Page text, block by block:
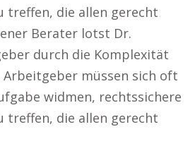
treffen, die allen gerecht
Berater lotst Dr.
durch die Komplexität
müssen sich oft
widmen, rechtssichere
treffen, die allen gerecht